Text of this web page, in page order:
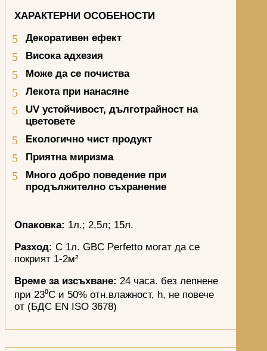
ХАРАКТЕРНИ ОСОБЕНОСТИ
Декоративен ефект
Висока адхезия
Може да се почиства
Лекота при нанасяне
UV устойчивост, дълготрайност на
цветовете
Екологично чист продукт
Приятна миризма
Много добро поведение при
продължително съхранение
Опаковка: 1л.; 2,5л; 15л.
Разход: С 1л. GBC Perfetto могат да се
покрият 1-2м²
Време за изсъхване: 24 часа. без лепнене
при 23⁰С и 50% отн.влажност, h, не повече
от (БДС EN ISO 3678)